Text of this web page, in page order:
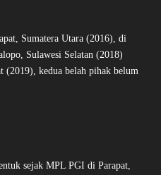
Sumatera Utara (2016), di
Sulawesi Selatan (2018)
(2019), kedua belah pihak belum
sejak MPL PGI di Parapat,